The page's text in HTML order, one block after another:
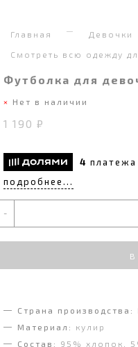
Главная Девочки
Смотреть всю одежду
Футболка для
Нет в наличии
1 190 ₽
4 платежа
подробнее...
-
В
Страна производства:
Материал:
кулир
Состав:
95% хлопок,